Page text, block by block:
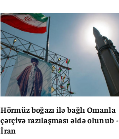
Hörmüz boğazı ilə bağlı Omanla
çərçivə razılaşması əldə olunub -
İran